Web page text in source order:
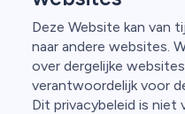
Deze Website kan van
naar andere websites.
over dergelijke
verantwoordelijk voor
Dit privacybeleid is niet